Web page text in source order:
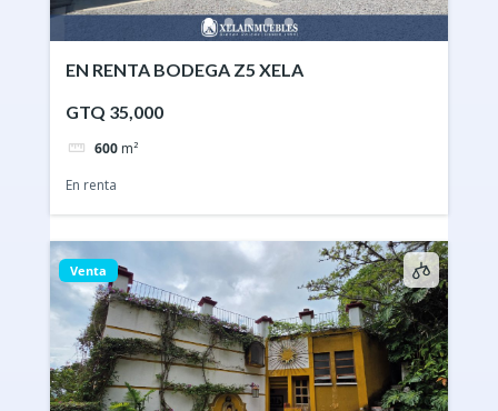
EN RENTA BODEGA Z5 XELA
GTQ 35,000
600 m²
En renta
Venta